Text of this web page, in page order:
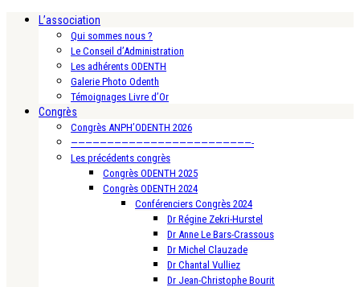
L’association
Qui sommes nous ?
Le Conseil d’Administration
Les adhérents ODENTH
Galerie Photo Odenth
Témoignages Livre d’Or
Congrès
Congrès ANPH’ODENTH 2026
—————————————————————————-
Les précédents congrès
Congrès ODENTH 2025
Congrès ODENTH 2024
Conférenciers Congrès 2024
Dr Régine Zekri-Hurstel
Dr Anne Le Bars-Crassous
Dr Michel Clauzade
Dr Chantal Vulliez
Dr Jean-Christophe Bourit